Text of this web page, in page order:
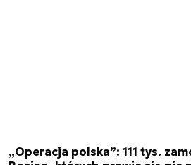
„Operacja polska”: 111 tys.